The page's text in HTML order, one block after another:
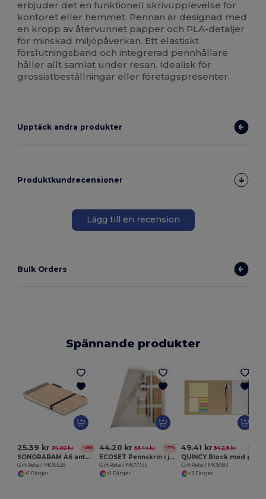
erbjuder det en funktionell skrivupplevelse för
kontoret eller hemmet. Pennan är designad med
en kropp av återvunnet papper och PLA-detaljer
för minskad miljöpåverkan. Ett elastiskt
förslutningsband och integrerad pennhållare
håller allt samlat under resan. Idealisk för
grossistbeställningar eller företagspresenter.
Upptäck andra produkter
Produktkundrecensioner
Lägg till en recension
Bulk Orders
Spännande produkter
25.39 kr 34.00 kr -25%
SONORABAM A6 anteckningsblock i bambu
GiftRetail MO6528
+1 Färger
44.20 kr 53.44 kr -17%
ECOSET Pennskrin i jute och bomull
GiftRetail MO7755
+1 Färger
49.41 kr 54.29 kr
GiftRetail MO8183
+3 Färger